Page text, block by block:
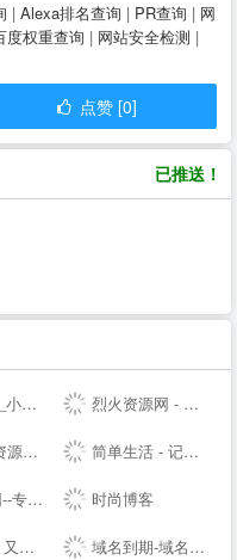
| Alexa排名查询 | PR查询 | 网
度权重查询 | 网站安全检测 |
点赞 [0]
已推送！
色软件基地 烈火资源网 - 实用并且丰富的资源大全
最全的资源大全 - 简单生活 - 记录大熊和小婷生活点滴的夫妻--
福利、网络热门、破解软件等... 时尚博客
站点 域名到期-域名续费提醒